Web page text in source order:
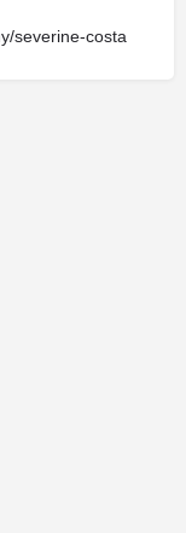
severine-costa